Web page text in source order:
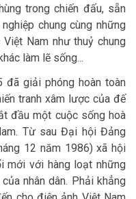
trong chiến đấu, sẵn
chung cùng những
Nam như thuỷ chung
làm lẽ sống...
giải phóng hoàn toàn
tranh xâm lược của đế
đầu một cuộc sống hoà
Từ sau Đại hội Đảng
12 năm 1986) xã hội
mới với hàng loạt những
nhân dân. Phải khẳng